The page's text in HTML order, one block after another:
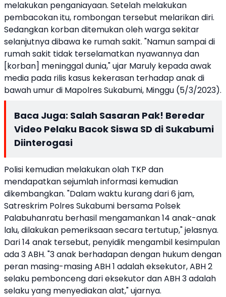
melakukan penganiayaan. Setelah melakukan
pembacokan itu, rombongan tersebut melarikan diri.
Sedangkan korban ditemukan oleh warga sekitar
selanjutnya dibawa ke rumah sakit. "Namun sampai di
rumah sakit tidak terselamatkan nyawannya dan
[korban] meninggal dunia," ujar Maruly kepada awak
media pada rilis kasus kekerasan terhadap anak di
bawah umur di Mapolres Sukabumi, Minggu (5/3/2023).
Baca Juga: Salah Sasaran Pak! Beredar
Video Pelaku Bacok Siswa SD di Sukabumi
Diinterogasi
Polisi kemudian melakukan olah TKP dan
mendapatkan sejumlah informasi kemudian
dikembangkan. "Dalam waktu kurang dari 6 jam,
Satreskrim Polres Sukabumi bersama Polsek
Palabuhanratu berhasil mengamankan 14 anak-anak
lalu, dilakukan pemeriksaan secara tertutup," jelasnya.
Dari 14 anak tersebut, penyidik mengambil kesimpulan
ada 3 ABH. "3 anak berhadapan dengan hukum dengan
peran masing-masing ABH 1 adalah eksekutor, ABH 2
selaku pembonceng dari eksekutor dan ABH 3 adalah
selaku yang menyediakan alat," ujarnya.